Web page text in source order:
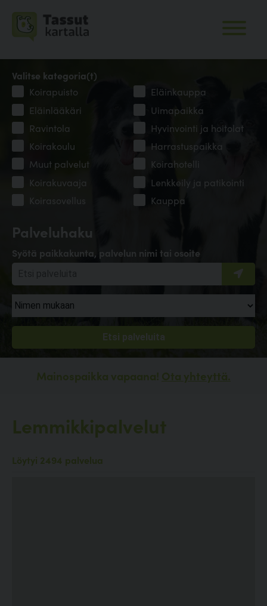
Palveluhaku
Syötä paikkakunta, palvelun nimi tai osoite
Valitse kategoria(t)
Koirapuisto
Eläinkauppa
Eläinlääkäri
Uimapaikka
Ravintola
Hyvinvointi ja hoitolat
Koirakoulu
Harrastuspaikka
Muut palvelut
Koirahotelli
Koirakuvaaja
Lenkkeily ja patikointi
Koirasovellus
Kauppa
Mainospaikka vapaana! Ota yhteyttä.
Lemmikkipalvelut
Löytyi 2494 palvelua